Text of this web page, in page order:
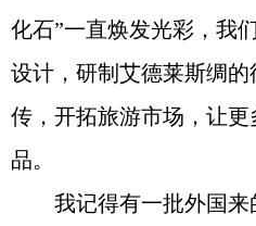
化石”一直焕发光彩，我
设计，研制艾德莱斯绸
传，开拓旅游市场，让
品。
我记得有一批外国来